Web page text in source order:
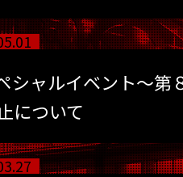
シャルイベント～第
について